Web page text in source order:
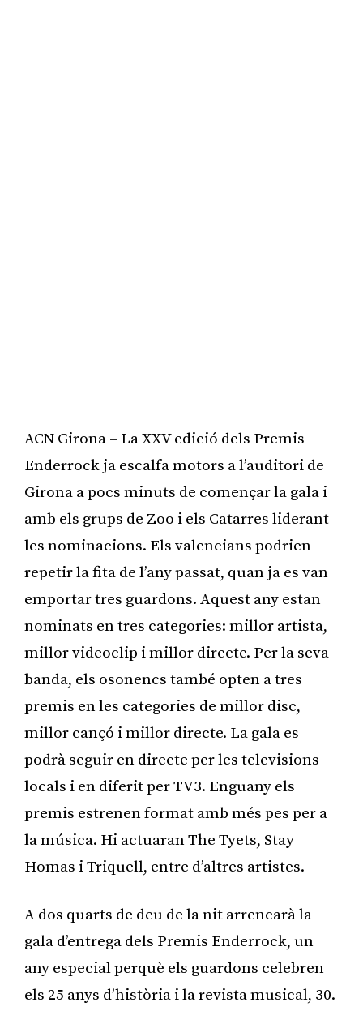
ACN Girona – La XXV edició dels Premis
Enderrock ja escalfa motors a l’auditori de
Girona a pocs minuts de començar la gala i
amb els grups de Zoo i els Catarres liderant
les nominacions. Els valencians podrien
repetir la fita de l’any passat, quan ja es van
emportar tres guardons. Aquest any estan
nominats en tres categories: millor artista,
millor videoclip i millor directe. Per la seva
banda, els osonencs també opten a tres
premis en les categories de millor disc,
millor cançó i millor directe. La gala es
podrà seguir en directe per les televisions
locals i en diferit per TV3. Enguany els
premis estrenen format amb més pes per a
la música. Hi actuaran The Tyets, Stay
Homas i Triquell, entre d’altres artistes.
A dos quarts de deu de la nit arrencarà la
gala d’entrega dels Premis Enderrock, un
any especial perquè els guardons celebren
els 25 anys d’història i la revista musical, 30.